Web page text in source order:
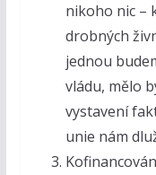
nikoho nic –
drobných
jednou
vládu, mělo
vystavení
unie nám